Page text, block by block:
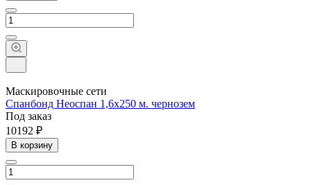
Маскировочные сети
Спанбонд Неоспан 1,6х250 м. чернозем
Под заказ
10192 ₽
В корзину